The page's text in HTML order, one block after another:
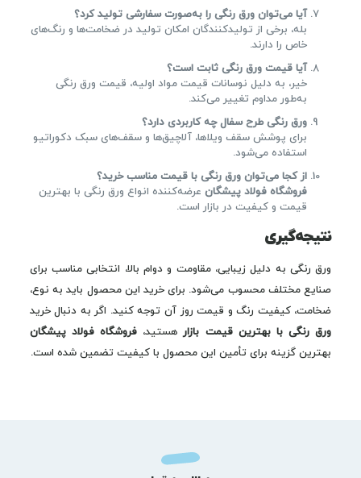
آیا می‌توان ورق رنگی را به‌صورت سفارشی تولید کرد؟
بله، برخی از تولیدکنندگان امکان تولید در ضخامت‌ها و رنگ‌های
خاص را دارند.
آیا قیمت ورق رنگی ثابت است؟
خیر، به دلیل نوسانات قیمت مواد اولیه، قیمت ورق رنگی
به‌طور مداوم تغییر می‌کند.
ورق رنگی طرح سفال چه کاربردی دارد؟
برای پوشش سقف ویلاها، آلاچیق‌ها و سقف‌های سبک دکوراتیو
استفاده می‌شود.
از کجا می‌توان ورق رنگی با قیمت مناسب خرید؟
فروشگاه فولاد پیشگانعرضه‌کننده انواع ورق رنگی با بهترین
قیمت و کیفیت در بازار است.
نتیجه‌گیری
ورق رنگی به دلیل زیبایی، مقاومت و دوام بالا، انتخابی مناسب برای
صنایع مختلف محسوب می‌شود. برای خرید این محصول باید به نوع،
ضخامت، کیفیت رنگ و قیمت روز آن توجه کنید. اگر به دنبال خرید
ورق رنگی با بهترین قیمت بازارهستید، فروشگاه فولاد پیشگان
بهترین گزینه برای تأمین این محصول با کیفیت تضمین شده است.